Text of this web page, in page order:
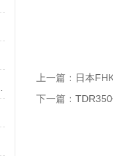
上一篇： 日本
下一篇：